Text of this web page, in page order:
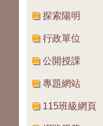
探索陽明
行政單位
公開授課
專題網站
115班級網頁